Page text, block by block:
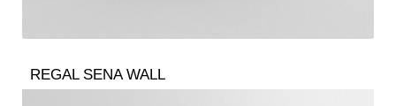
REGAL SENA WALL